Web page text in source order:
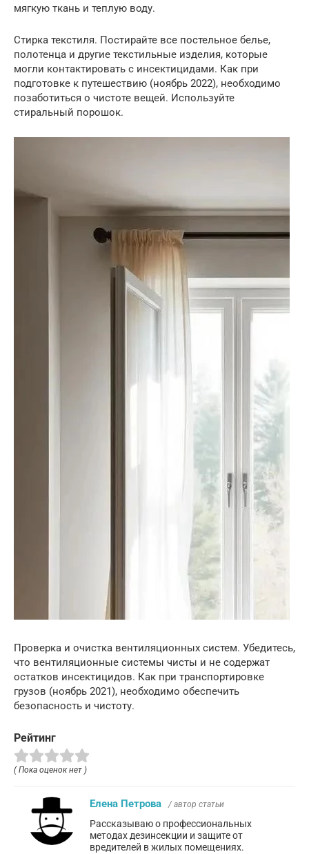
мягкую ткань и теплую воду.
Стирка текстиля. Постирайте все постельное белье,
полотенца и другие текстильные изделия, которые
могли контактировать с инсектицидами. Как при
подготовке к путешествию (ноябрь 2022), необходимо
позаботиться о чистоте вещей. Используйте
стиральный порошок.
Проверка и очистка вентиляционных систем. Убедитесь,
что вентиляционные системы чисты и не содержат
остатков инсектицидов. Как при транспортировке
грузов (ноябрь 2021), необходимо обеспечить
безопасность и чистоту.
Рейтинг
( Пока оценок нет )
Елена Петрова / автор статьи
Рассказываю о профессиональных
методах дезинсекции и защите от
вредителей в жилых помещениях.